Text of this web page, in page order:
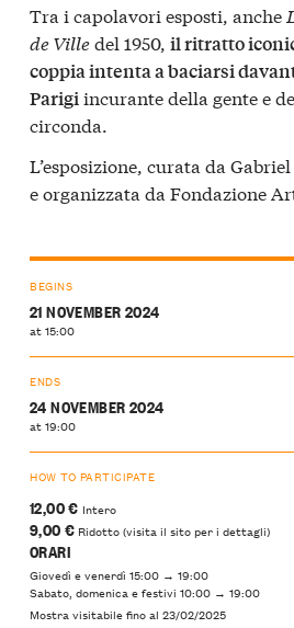
Tra i capolavori esposti, anche
de Villedel 1950, il ritratto
coppia intenta a baciarsi
Parigiincurante della gente e
circonda.
L’esposizione, curata da
e organizzata da Fondazione
BEGINS
21 NOVEMBER 2024
at 15:00
ENDS
24 NOVEMBER 2024
at 19:00
HOW TO PARTICIPATE
12,00 € Intero
9,00 € Ridotto (visita il sito per i dettagli)
ORARI
Giovedì e venerdì 15:00 → 19:00
Sabato, domenica e festivi 10:00 → 19:00
Mostra visitabile fino al 23/02/2025